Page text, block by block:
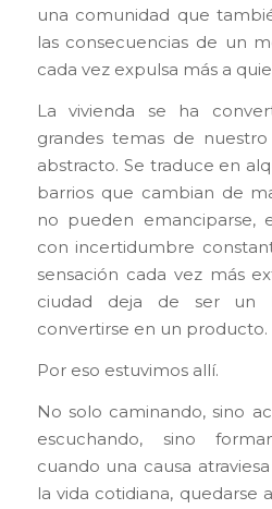
una comunidad que
las consecuencias de un
cada vez expulsa más a
La vivienda se ha
grandes temas de
abstracto. Se traduce en
barrios que cambian de
no pueden emanciparse,
con incertidumbre
sensación cada vez más
ciudad deja de ser un
convertirse en un producto.
Por eso estuvimos allí.
No solo caminando, sino
escuchando, sino
cuando una causa
la vida cotidiana, quedarse